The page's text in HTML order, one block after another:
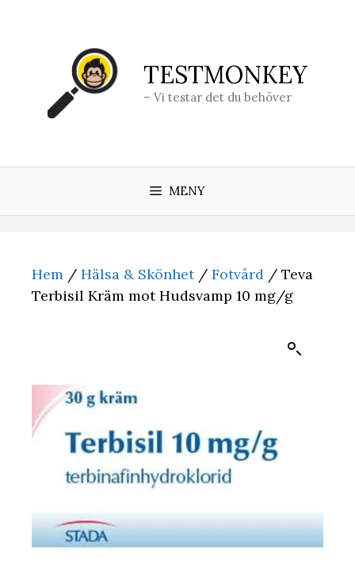
TESTMONKEY
– Vi testar det du behöver
MENY
Hem / Hälsa & Skönhet/ Fotvård / Teva
Terbisil Kräm mot Hudsvamp 10 mg/g